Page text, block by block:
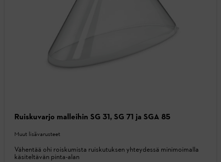
Ruiskuvarjo malleihin SG 31, SG 71 ja SGA 85
Muut lisävarusteet
Vähentää ohi roiskumista ruiskutuksen yhteydessä minimoimalla
käsiteltävän pinta-alan